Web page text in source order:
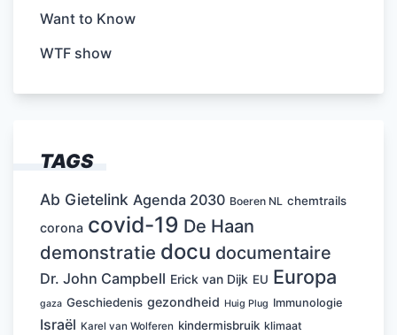
Want to Know
WTF show
TAGS
Ab Gietelink Agenda 2030 Boeren NL chemtrails
corona covid-19 De Haan
demonstratie docu documentaire
Dr. John Campbell Erick van Dijk EU Europa
gaza Geschiedenis gezondheid Huig Plug Immunologie
Israël Karel van Wolferen kindermisbruik klimaat